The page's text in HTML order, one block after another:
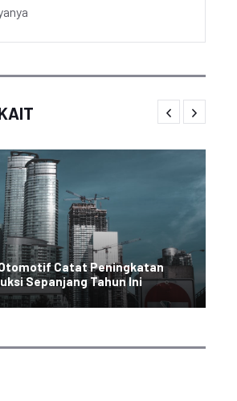
Catat Peningkatan
Sepanjang Tahun Ini